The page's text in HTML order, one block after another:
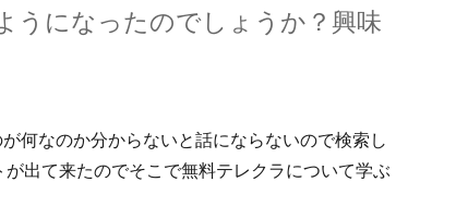
うになったのでしょうか？興味
何なのか分からないと話にならないので検索し
出て来たのでそこで無料テレクラについて学ぶ